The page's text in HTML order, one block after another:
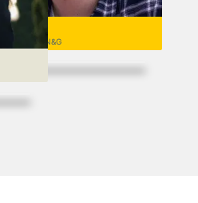
Niek
VWO 6, N&T/N&G